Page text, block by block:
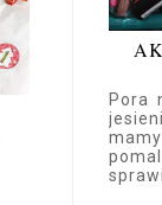
Pora